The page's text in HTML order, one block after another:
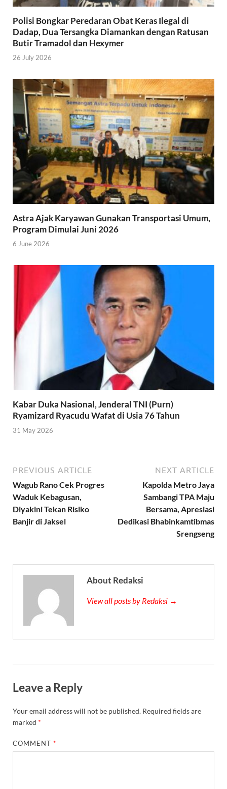
Polisi Bongkar Peredaran Obat Keras Ilegal di
Dadap, Dua Tersangka Diamankan dengan Ratusan
Butir Tramadol dan Hexymer
26 July 2026
Astra Ajak Karyawan Gunakan Transportasi Umum,
Program Dimulai Juni 2026
6 June 2026
Kabar Duka Nasional, Jenderal TNI (Purn)
Ryamizard Ryacudu Wafat di Usia 76 Tahun
31 May 2026
PREVIOUS ARTICLE
Wagub Rano Cek Progres
Waduk Kebagusan,
Diyakini Tekan Risiko
Banjir di Jaksel
NEXT ARTICLE
Kapolda Metro Jaya
Sambangi TPA Maju
Bersama, Apresiasi
Dedikasi Bhabinkamtibmas
Srengseng
About Redaksi
View all posts by Redaksi →
Leave a Reply
Your email address will not be published. Required fields are
marked *
COMMENT*